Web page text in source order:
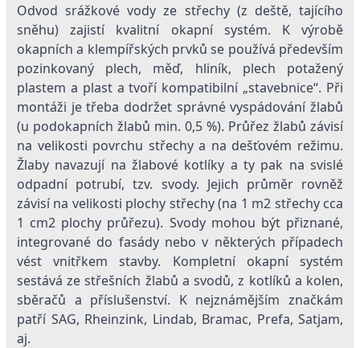
Odvod srážkové vody ze střechy (z deště, tajícího
sněhu) zajistí kvalitní okapní systém. K výrobě
okapních a klempířských prvků se používá především
pozinkovaný plech, měď, hliník, plech potažený
plastem a plast a tvoří kompatibilní „stavebnice“. Při
montáži je třeba dodržet správné vyspádování žlabů
(u podokapních žlabů min. 0,5 %). Průřez žlabů závisí
na velikosti povrchu střechy a na dešťovém režimu.
Žlaby navazují na žlabové kotlíky a ty pak na svislé
odpadní potrubí, tzv. svody. Jejich průměr rovněž
závisí na velikosti plochy střechy (na 1 m2 střechy cca
1 cm2 plochy průřezu). Svody mohou být přiznané,
integrované do fasády nebo v některých případech
vést vnitřkem stavby. Kompletní okapní systém
sestává ze střešních žlabů a svodů, z kotlíků a kolen,
sběračů a příslušenství. K nejznámějším značkám
patří SAG, Rheinzink, Lindab, Bramac, Prefa, Satjam,
aj.